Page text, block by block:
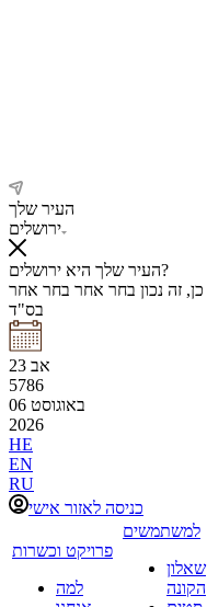
העיר שלך
ירושלים
העיר שלך היא ירושלים?
כן, זה נכון בחר אחר בחר אחר
בס"ד
23 אב
5786
06 באוגוסט
2026
HE
EN
RU
כניסה לאזור אישי
פרויקט וכשרות
למה
למשתמשים
שאלון
הקונה